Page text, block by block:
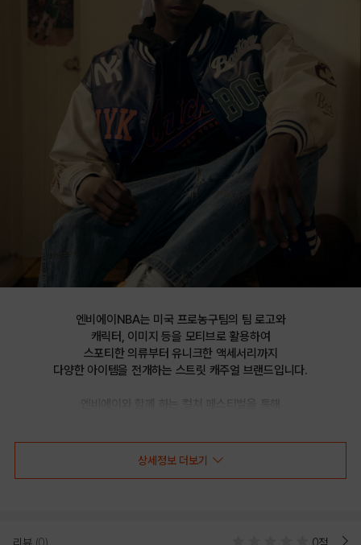
엔비에이NBA는 미국 프로농구팀의 팀 로고와
캐릭터, 이미지 등을 모티브로 활용하여
스포티한 의류부터 유니크한 액세서리까지
다양한 아이템을 전개하는 스트릿 캐주얼 브랜드입니다.
상세정보 더보기